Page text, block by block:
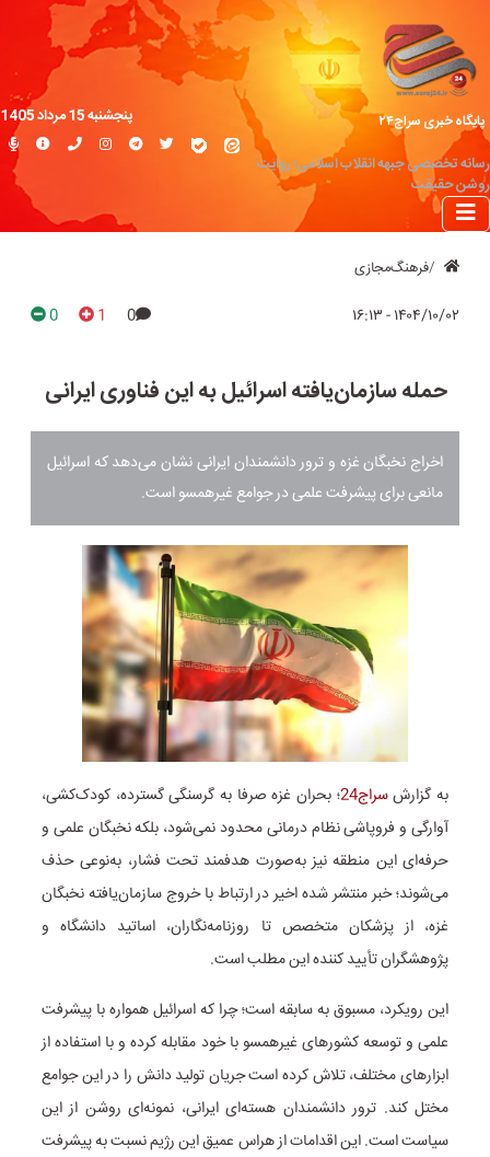
پایگاه خبری سراج۲۴
رسانه تخصصی جبهه انقلاب اسلامی؛ روایت
روشن حقیقت
پنجشنبه 15 مرداد 1405
فرهنگ‌مجازی
۱۴۰۴/۱۰/۰۲ - ۱۶:۱۳ 0
1
0
حمله سازمان‌یافته اسرائیل به این فناوری ایرانی
اخراج نخبگان غزه و ترور دانشمندان ایرانی نشان می‌دهد که اسرائیل
مانعی برای پیشرفت علمی در جوامع غیرهمسو است.
به گزارشسراج24 ؛ بحران غزه صرفا به گرسنگی گسترده، کودک‌کشی،
آوارگی و فروپاشی نظام درمانی محدود نمی‌شود، بلکه نخبگان علمی و
حرفه‌ای این منطقه نیز به‌صورت هدفمند تحت فشار، به‌نوعی حذف
می‌شوند؛ خبر منتشر شده اخیر در ارتباط با خروج سازمان‌یافته نخبگان
غزه، از پزشکان متخصص تا روزنامه‌نگاران، اساتید دانشگاه و
پژوهشگران تأیید کننده این مطلب است.
این رویکرد، مسبوق به سابقه است؛ چرا که اسرائیل همواره با پیشرفت
علمی و توسعه کشورهای غیرهمسو با خود مقابله کرده و با استفاده از
ابزارهای مختلف، تلاش کرده است جریان تولید دانش را در این جوامع
مختل کند. ترور دانشمندان هسته‌ای ایرانی، نمونه‌ای روشن از این
سیاست است. این اقدامات از هراس عمیق این رژیم نسبت به پیشرفت